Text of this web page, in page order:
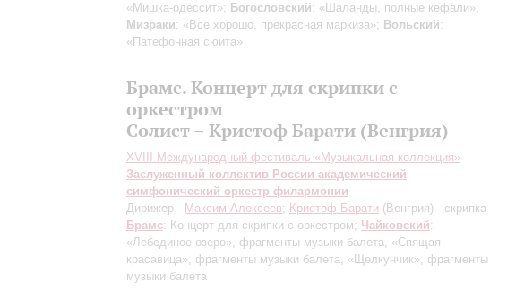
«Мишка-одессит»; Богословский: «Шаланды, полные кефали»;
Мизраки: «Все хорошо, прекрасная маркиза»; Вольский:
«Патефонная сюита»
Брамс. Концерт для скрипки с
оркестром
Солист – Кристоф Барати (Венгрия)
XVIII Международный фестиваль «Музыкальная коллекция»
Заслуженный коллектив России академический
симфонический оркестр филармонии
Дирижер - Максим Алексеев; Кристоф Барати (Венгрия) - скрипка
Брамс: Концерт для скрипки с оркестром; Чайковский:
«Лебединое озеро», фрагменты музыки балета, «Спящая
красавица», фрагменты музыки балета, «Щелкунчик», фрагменты
музыки балета